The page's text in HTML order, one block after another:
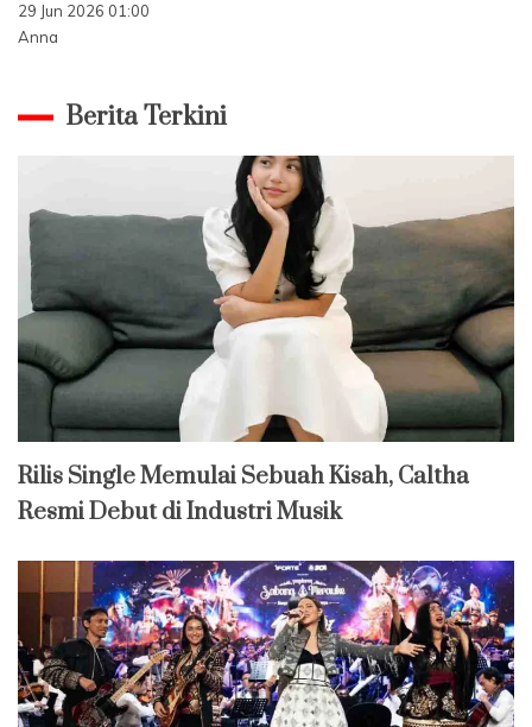
29 Jun 2026 01:00
Anna
Berita Terkini
Rilis Single Memulai Sebuah Kisah, Caltha
Resmi Debut di Industri Musik